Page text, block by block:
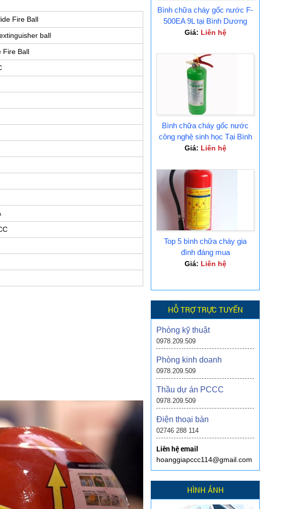
Fire Ball
ball
Fire Ball
Bình chữa cháy gốc nước F-
500EA 9L tại Bình Dương
Giá: Liên hệ
Bình chữa cháy gốc nước
công nghệ sinh học Tại Bình
Dương
Giá: Liên hệ
Top 5 bình chữa cháy gia
đình đáng mua
Giá: Liên hệ
HỖ TRỢ TRỰC TUYẾN
Phòng kỹ thuật
0978.209.509
Phòng kinh doanh
0978.209.509
Thầu dự án PCCC
0978.209.509
Điện thoại bàn
02746 288 114
Liên hệ email
hoanggiapccc114@gmail.com
HÌNH ẢNH